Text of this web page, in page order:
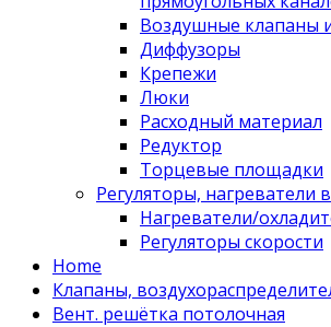
Воздушные клапаны
Диффузоры
Крепежи
Люки
Расходный материал
Редуктор
Торцевые площадки
Регуляторы, нагреватели
Нагреватели/
Регуляторы скорости
Home
Клапаны,
Вент. решётка потолочная